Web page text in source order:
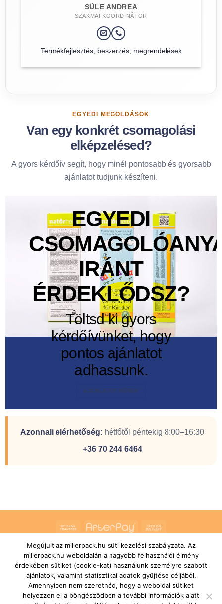
SÜLE ANDREA
SZAKMAI KOORDINÁTOR
Termékfejlesztés, beszerzés, megrendelések
EGYEDI MEGOLDÁSOK
Van egy konkrét csomagolási
elképzelésed?
A gyors kérdőív segít, hogy minél pontosabb és gyorsabb
ajánlatot tudjunk készíteni.
EGYEDI
IRÁNT
ÉRDEKLŐDSZ?
Töltsd ki gyors
kérdőívünket, hogy
pontos ajánlatot
adhassunk.
AJÁNLATOT KÉREK
Azonnali elérhetőség: hétfőtől péntekig 8:00–16:30
+36 70 244 6464
Bank
AfterPay
Delivery
RÓLUNK
ÁLTALÁNOS SZERZŐDÉSI FELTÉTELEK
SZÁLLÍTÁSI ÉS FIZETÉSI FELTÉTELEK
JOGI NYILATKOZAT
IMPRESSZUM
KAPCSOLAT
ÜGYFÉLSZOLGÁLAT
FELIRATKOZÁS HÍRLEVÉLRE
Copyright 2026 © MILLERPACK.HUPowered byPrintroom Bt. -
Hungary
Megújult az millerpack.hu süti kezelési szabályzata. Az
millerpack.hu weboldalán a nagyobb felhasználói élmény
érdekében sütiket (cookie-kat) használunk személyre szabott
ajánlatok, valamint statisztikai adatok gyűjtése céljából.
Amennyiben nem szeretnéd, hogy a weboldal sütiket
helyezzen el a böngésződben a további információk alatt